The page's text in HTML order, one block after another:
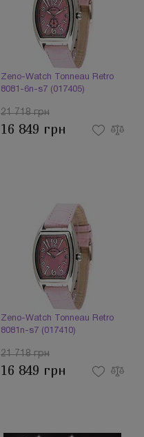
Zeno-Watch Tonneau Retro
8081-6n-s7 (017405)
21 718 грн
16 849 грн
Zeno-Watch Tonneau Retro
8081n-s7 (017410)
21 718 грн
16 849 грн